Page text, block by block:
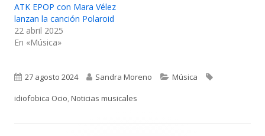
ATK EPOP con Mara Vélez
lanzan la canción Polaroid
22 abril 2025
En «Música»
Publicado
el
27 agosto 2024 Autor
Sandra Moreno Categorías
Música
idiofobica Ocio,Noticias musicales